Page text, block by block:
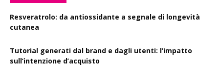
Resveratrolo: da antiossidante a segnale di longevità
cutanea
Tutorial generati dal brand e dagli utenti: l’impatto
sull’intenzione d’acquisto